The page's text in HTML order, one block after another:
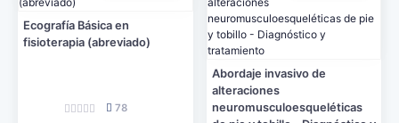
Ecografía Básica en
fisioterapia (abreviado)
78
Abordaje invasivo de
alteraciones
neuromusculoesqueléticas